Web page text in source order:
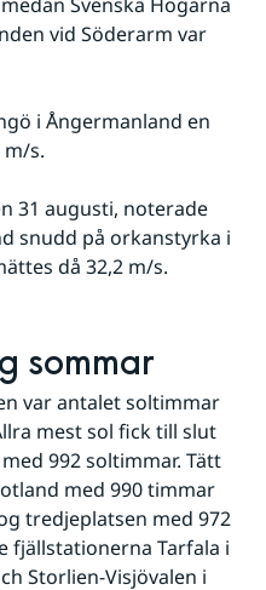
vid Söderarm var
i Ångermanland en
m/s.
31 augusti, noterade
snudd på orkanstyrka i
då 32,2 m/s.
sommar
var antalet soltimmar
mest sol fick till slut
992 soltimmar. Tätt
med 990 timmar
tredjeplatsen med 972
fjällstationerna Tarfala i
Storlien-Visjövalen i